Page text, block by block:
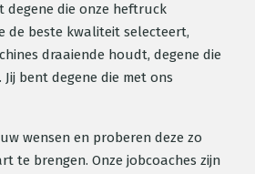
degene die onze heftruck
de beste kwaliteit selecteert,
draaiende houdt, degene die
bent degene die met ons
wensen en proberen deze zo
te brengen. Onze jobcoaches zijn